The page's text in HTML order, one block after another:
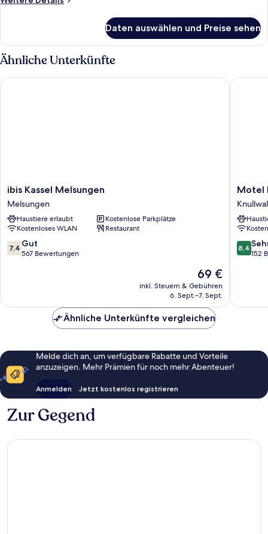
Doppelzimmer
Daten auswählen und Preise sehen
Ähnliche Unterkünfte
ibis
Kassel
Melsungen
Melsungen
ibis Kassel Melsungen
Melsungen
Haustiere erlaubt
Kostenlose Parkplätze
Kostenloses WLAN
Restaurant
7.4
von
7,4 Gut
567 Bewertungen
Der
Preis
beträgt
69 €
inkl. Steuern & Gebühren
6. Sept.–7. Sept.
ibis Kassel Melsungen
Motel
Herbold
Motel
8.4
von
8,4
152
Motel
Ähnliche Unterkünfte vergleichen
Melde dich an, um verfügbare Rabatte und Vorteile
anzuzeigen. Mehr Prämien für noch mehr Abenteuer!
Anmelden Jetzt kostenlos registrieren
Zur Gegend